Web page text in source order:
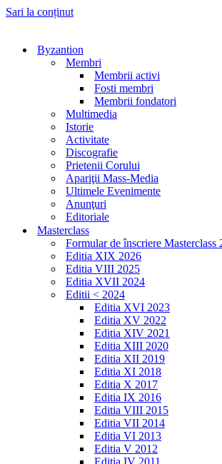
Sari la conținut
Byzantion
Membri
Membrii activi
Fosti membri
Membrii fondatori
Multimedia
Istorie
Activitate
Discografie
Prietenii Corului
Apariţii Mass-Media
Ultimele Evenimente
Anunţuri
Editoriale
Masterclass
Formular de înscriere Masterclass
Editia XIX 2026
Editia VIII 2025
Editia XVII 2024
Editii < 2024
Editia XVI 2023
Editia XV 2022
Editia XIV 2021
Editia XIII 2020
Editia XII 2019
Editia XI 2018
Editia X 2017
Editia IX 2016
Editia VIII 2015
Editia VII 2014
Editia VI 2013
Editia V 2012
Editia IV 2011